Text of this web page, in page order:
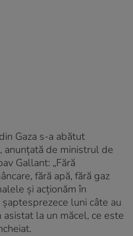
Gaza s-a abătut
anunţată de ministrul de
Gallant: „Fără
fără apă, fără gaz
şi acţionăm în
şaptesprezece luni câte au
la un măcel, ce este